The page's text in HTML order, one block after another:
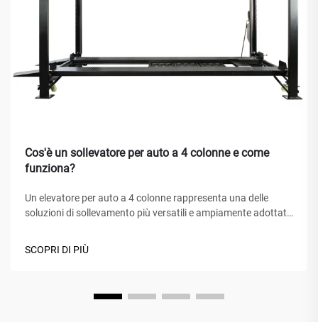
Cos'è un sollevatore per auto a 4 colonne e come
funziona?
Un elevatore per auto a 4 colonne rappresenta una delle
soluzioni di sollevamento più versatili e ampiamente adottate
e nelle officine commerciali in tutto il mondo. A differenza dei
SCOPRI DI PIÙ